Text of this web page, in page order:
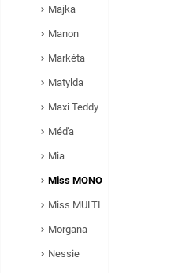
Majka
Manon
Markéta
Matylda
Maxi Teddy
Méďa
Mia
Miss MONO
Miss MULTI
Morgana
Nessie